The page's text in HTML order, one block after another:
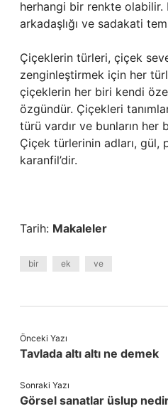
herhangi bir renkte olabilir.
arkadaşlığı ve sadakati
Çiçeklerin türleri, çiçek
zenginleştirmek için her
çiçeklerin her biri kendi
özgündür. Çiçekleri
türü vardır ve bunların her
Çiçek türlerinin adları, gül,
karanfil’dir.
Tarih: Makaleler
bir ek ve
Önceki Yazı
Tavlada altı altı ne demek
Sonraki Yazı
Görsel sanatlar üslup